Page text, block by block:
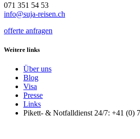
071 351 54 53
info@suja-reisen.ch
offerte anfragen
Weitere links
Über uns
Blog
Visa
Presse
Links
Pikett- & Notfalldienst 24/7: +41 (0)